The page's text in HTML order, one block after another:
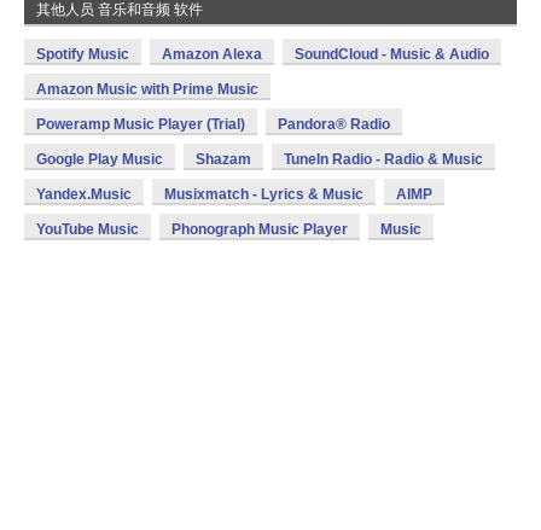
其他人员 音乐和音频 软件
Spotify Music Amazon Alexa SoundCloud - Music & Audio
Amazon Music with Prime Music
Poweramp Music Player (Trial) Pandora® Radio
Google Play Music Shazam TuneIn Radio - Radio & Music
Yandex.Music Musixmatch - Lyrics & Music AIMP
YouTube Music Phonograph Music Player Music